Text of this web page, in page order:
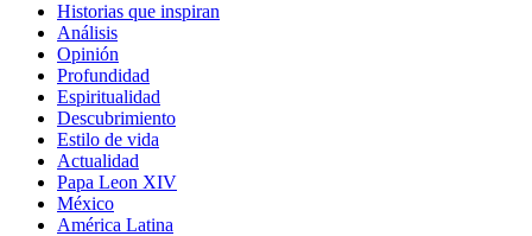
Historias que inspiran
Análisis
Opinión
Profundidad
Espiritualidad
Descubrimiento
Estilo de vida
Actualidad
Papa Leon XIV
México
América Latina